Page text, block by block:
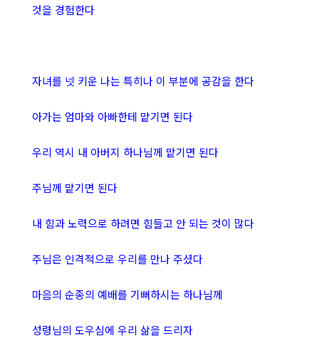
것을 경험한다
자녀를 넷 키운 나는 특히나 이 부분에 공감을 한다
아가는 엄마와 아빠한테 맡기면 된다
우리 역시 내 아버지 하나님께 맡기면 된다
주님께 맡기면 된다
내 힘과 노력으로 하려면 힘들고 안 되는 것이 많다
주님은 인격적으로 우리를 만나 주셨다
마음의 순종의 예배를 기뻐하시는 하나님께
성령님의 도우심에 우리 삶을 드리자